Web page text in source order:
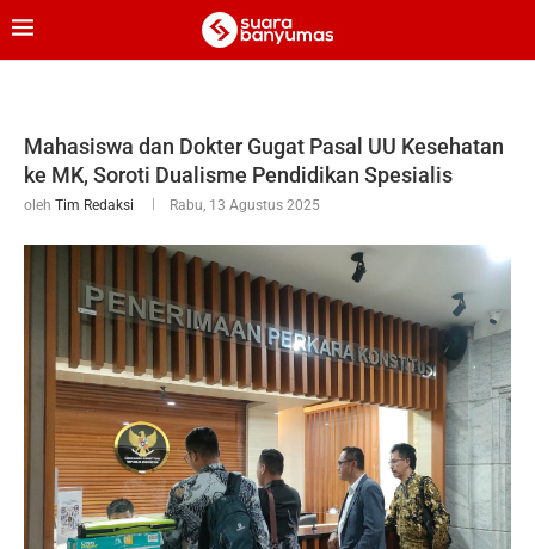
Mahasiswa dan Dokter Gugat Pasal UU Kesehatan
ke MK, Soroti Dualisme Pendidikan Spesialis
oleh Tim Redaksi Rabu, 13 Agustus 2025